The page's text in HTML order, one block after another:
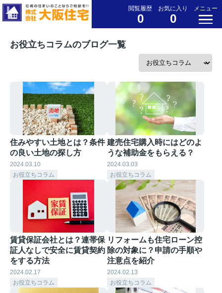
閲覧履歴
0
お気に入り
0
メニュー
お役立ちコラムのブログ一覧
住みやすい土地とは？条件
の良い土地の探し方
2024.03.10
お役立ちコラム
建売住宅購入時にはどのよ
うな補助金をもらえる？
2024.03.03
お役立ちコラム
賃貸保証会社とは？連帯保
証人なしで安全に賃貸契約
をする方法
2024.02.17
お役立ちコラム
リフォームも住宅ローン控
除の対象に？申請の手順や
注意点を紹介
2024.02.13
お役立ちコラム